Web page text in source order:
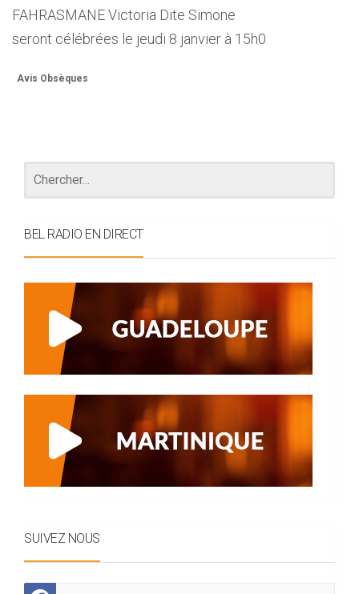
FAHRASMANE Victoria Dite Simone
seront célébrées le jeudi 8 janvier à 15h0
Avis Obsèques
BEL RADIO EN DIRECT
SUIVEZ NOUS